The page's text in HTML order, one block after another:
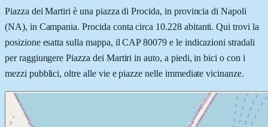
Piazza dei Martiri è una piazza di Procida, in provincia di Napoli
(NA), in Campania. Procida conta circa 10.228 abitanti. Qui trovi la
posizione esatta sulla mappa, il CAP 80079 e le indicazioni stradali
per raggiungere Piazza dei Martiri in auto, a piedi, in bici o con i
mezzi pubblici, oltre alle vie e piazze nelle immediate vicinanze.